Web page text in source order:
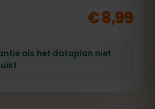
€ 8,99
als het dataplan niet